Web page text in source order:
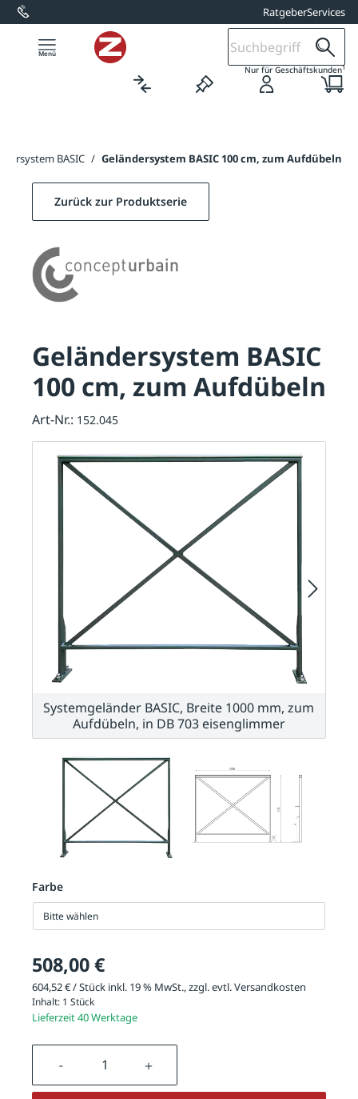
springen RatgeberServices
Nur für Geschäftskunden1
BASIC / Geländersystem BASIC 100 cm, zum Aufdübeln
Farbe
Bitte wählen
508,00 €
604,52 € / Stück inkl. 19 % MwSt., zzgl. evtl.Versandkosten
Inhalt: 1 Stück
Lieferzeit 40 Werktage
Produkt Anzahl: Gib den
Zurück zur Produktserie
Geländersystem BASIC
100 cm, zum Aufdübeln
Art-Nr.: 152.045
Systemgeländer BASIC, Breite 1000 mm, zum
Aufdübeln, in DB 703 eisenglimmer